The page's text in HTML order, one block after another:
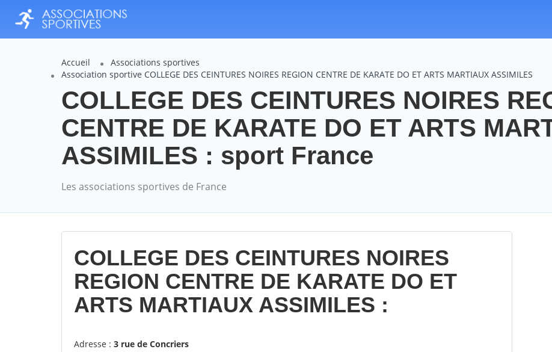
Accueil
Associations sportives
Association sportive COLLEGE DES CEINTURES NOIRES REGION CENTRE DE KARATE DO ET ARTS MARTIAUX ASSIMILES
COLLEGE DES CEINTURES NOIRES
CENTRE DE KARATE DO ET ARTS
ASSIMILES : sport France
Les associations sportives de France
COLLEGE DES CEINTURES NOIRES
REGION CENTRE DE KARATE DO ET
ARTS MARTIAUX ASSIMILES :
Adresse : 3 rue de Concriers